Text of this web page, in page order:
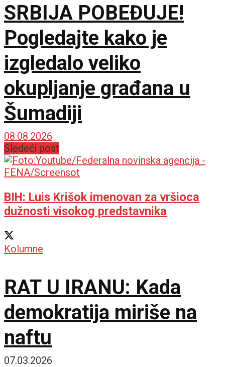
SRBIJA POBEĐUJE!
Pogledajte kako je
izgledalo veliko
okupljanje građana u
Šumadiji
08.08.2026
Sledeći post
BIH: Luis Krišok imenovan za vršioca
dužnosti visokog predstavnika
Kolumne
RAT U IRANU: Kada
demokratija miriše na
naftu
07.03.2026